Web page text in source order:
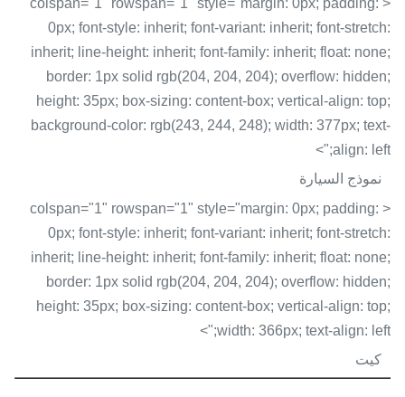
0px; font-style: inherit; font-variant: inherit; font-stretch:
inherit; line-height: inherit; font-family: inherit; float: none;
border: 1px solid rgb(204, 204, 204); overflow: hidden;
height: 35px; box-sizing: content-box; vertical-align: top;
background-color: rgb(243, 244, 248); width: 377px; text-
align: left;">
نموذج السيارة
< colspan="1" rowspan="1" style="margin: 0px; padding:
0px; font-style: inherit; font-variant: inherit; font-stretch:
inherit; line-height: inherit; font-family: inherit; float: none;
border: 1px solid rgb(204, 204, 204); overflow: hidden;
height: 35px; box-sizing: content-box; vertical-align: top;
width: 366px; text-align: left;">
كيت